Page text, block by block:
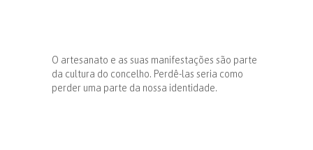
O artesanato e as suas manifestações são parte
da cultura do concelho. Perdê-las seria como
perder uma parte da nossa identidade.